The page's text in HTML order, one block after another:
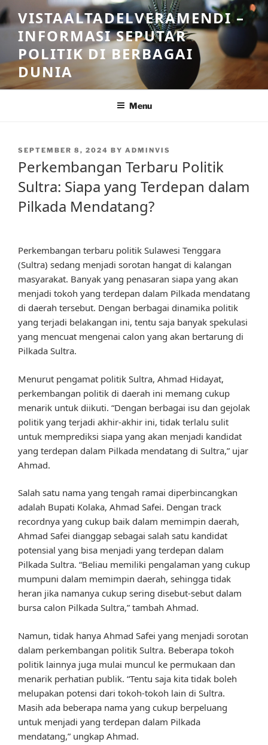
Skip
to
content
VISTAALTADELVERAMENDI –
INFORMASI SEPUTAR
POLITIK DI BERBAGAI
DUNIA
Menu
POSTED
SEPTEMBER 8, 2024 BY ADMINVIS
Perkembangan Terbaru Politik
Sultra: Siapa yang Terdepan dalam
Pilkada Mendatang?
Perkembangan terbaru politik Sulawesi Tenggara
(Sultra) sedang menjadi sorotan hangat di kalangan
masyarakat. Banyak yang penasaran siapa yang akan
menjadi tokoh yang terdepan dalam Pilkada mendatang
di daerah tersebut. Dengan berbagai dinamika politik
yang terjadi belakangan ini, tentu saja banyak spekulasi
yang mencuat mengenai calon yang akan bertarung di
Pilkada Sultra.
Menurut pengamat politik Sultra, Ahmad Hidayat,
perkembangan politik di daerah ini memang cukup
menarik untuk diikuti. “Dengan berbagai isu dan gejolak
politik yang terjadi akhir-akhir ini, tidak terlalu sulit
untuk memprediksi siapa yang akan menjadi kandidat
yang terdepan dalam Pilkada mendatang di Sultra,” ujar
Ahmad.
Salah satu nama yang tengah ramai diperbincangkan
adalah Bupati Kolaka, Ahmad Safei. Dengan track
recordnya yang cukup baik dalam memimpin daerah,
Ahmad Safei dianggap sebagai salah satu kandidat
potensial yang bisa menjadi yang terdepan dalam
Pilkada Sultra. “Beliau memiliki pengalaman yang cukup
mumpuni dalam memimpin daerah, sehingga tidak
heran jika namanya cukup sering disebut-sebut dalam
bursa calon Pilkada Sultra,” tambah Ahmad.
Namun, tidak hanya Ahmad Safei yang menjadi sorotan
dalam perkembangan politik Sultra. Beberapa tokoh
politik lainnya juga mulai muncul ke permukaan dan
menarik perhatian publik. “Tentu saja kita tidak boleh
melupakan potensi dari tokoh-tokoh lain di Sultra.
Masih ada beberapa nama yang cukup berpeluang
untuk menjadi yang terdepan dalam Pilkada
mendatang,” ungkap Ahmad.